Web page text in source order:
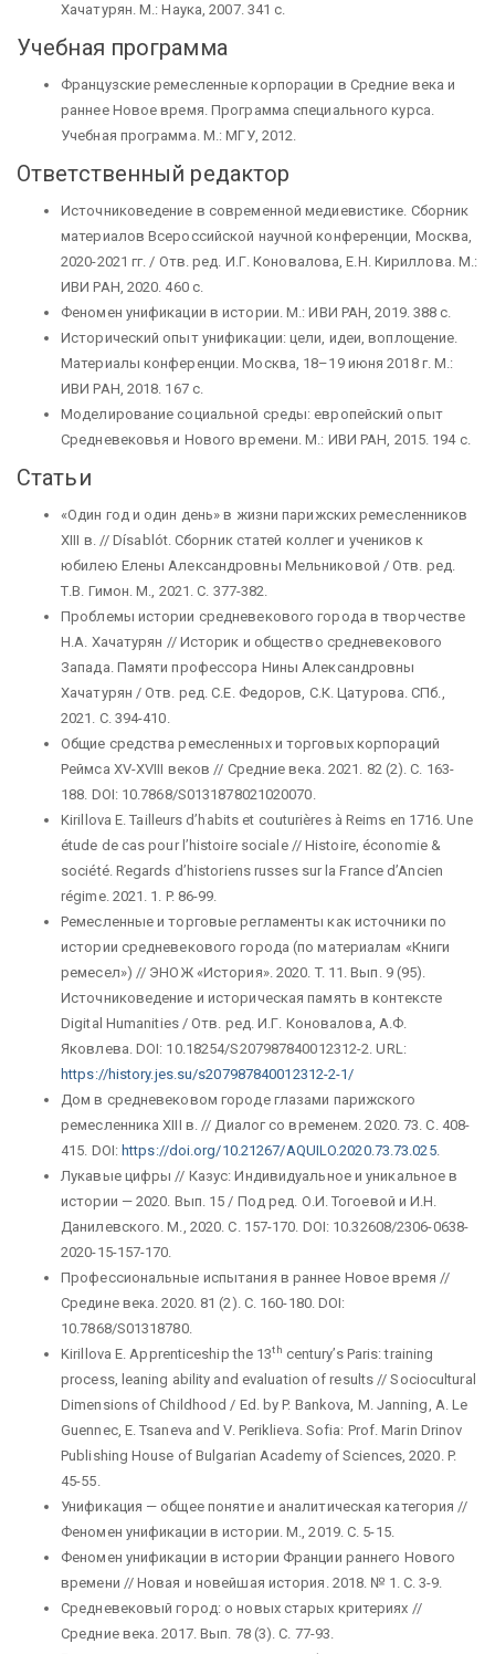
Хачатурян. М.: Наука, 2007. 341 c.
Учебная программа
Французские ремесленные корпорации в Средние века и
раннее Новое время. Программа специального курса.
Учебная программа. М.: МГУ, 2012.
Ответственный редактор
Источниковедение в современной медиевистике. Сборник
материалов Всероссийской научной конференции, Москва,
2020-2021 гг. / Отв. ред. И.Г. Коновалова, Е.Н. Кириллова. М.:
ИВИ РАН, 2020. 460 с.
Феномен унификации в истории. М.: ИВИ РАН, 2019. 388 с.
Исторический опыт унификации: цели, идеи, воплощение.
Материалы конференции. Москва, 18–19 июня 2018 г. М.:
ИВИ РАН, 2018. 167 с.
Моделирование социальной среды: европейский опыт
Средневековья и Нового времени. М.: ИВИ РАН, 2015. 194 с.
Статьи
«Один год и один день» в жизни парижских ремесленников
XIII в. // Dísablót. Сборник статей коллег и учеников к
юбилею Елены Александровны Мельниковой / Отв. ред.
Т.В. Гимон. М., 2021. С. 377-382.
Проблемы истории средневекового города в творчестве
Н.А. Хачатурян // Историк и общество средневекового
Запада. Памяти профессора Нины Александровны
Хачатурян / Отв. ред. С.Е. Федоров, С.К. Цатурова. СПб.,
2021. С. 394-410.
Общие средства ремесленных и торговых корпораций
Реймса XV-XVIII веков // Средние века. 2021. 82 (2). С. 163-
188. DOI: 10.7868/S0131878021020070.
Kirillova E. Tailleurs d’habits et couturières à Reims en 1716. Une
étude de cas pour l’histoire sociale // Histoire, économie &
société. Regards d’historiens russes sur la France d’Ancien
régime. 2021. 1. P. 86-99.
Ремесленные и торговые регламенты как источники по
истории средневекового города (по материалам «Книги
ремесел») // ЭНОЖ «История». 2020. T. 11. Вып. 9 (95).
Источниковедение и историческая память в контексте
Digital Humanities / Отв. ред. И.Г. Коновалова, А.Ф.
Яковлева. DOI: 10.18254/S207987840012312-2. URL:
https://history.jes.su/s207987840012312-2-1/
Дом в средневековом городе глазами парижского
ремесленника XIII в. // Диалог со временем. 2020. 73. С. 408-
415. DOI: https://doi.org/10.21267/AQUILO.2020.73.73.025.
Лукавые цифры // Казус: Индивидуальное и уникальное в
истории — 2020. Вып. 15 / Под ред. О.И. Тогоевой и И.Н.
Данилевского. М., 2020. С. 157-170. DOI: 10.32608/2306-0638-
2020-15-157-170.
Профессиональные испытания в раннее Новое время //
Средине века. 2020. 81 (2). С. 160-180. DOI:
10.7868/S01318780.
Kirillova E. Apprenticeship the 13th century’s Paris: training
process, leaning ability and evaluation of results // Sociocultural
Dimensions of Childhood / Ed. by P. Bankova, M. Janning, A. Le
Guennec, E. Tsaneva and V. Periklieva. Sofia: Prof. Marin Drinov
Publishing House of Bulgarian Academy of Sciences, 2020. P.
45-55.
Унификация — общее понятие и аналитическая категория //
Феномен унификации в истории. М., 2019. С. 5-15.
Феномен унификации в истории Франции раннего Нового
времени // Новая и новейшая история. 2018. № 1. С. 3-9.
Средневековый город: о новых старых критериях //
Средние века. 2017. Вып. 78 (3). С. 77-93.